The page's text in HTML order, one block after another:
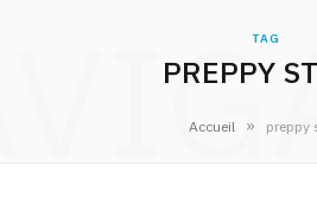
TAG
PREPPY
Accueil » preppy